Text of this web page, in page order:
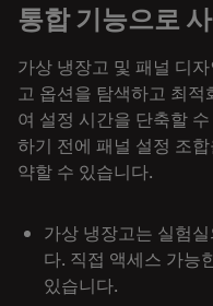
통합 기능으로
가상 냉장고 및 패널 디
고 옵션을 탐색하고 최
여 설정 시간을 단축할
하기 전에 패널 설정 조
약할 수 있습니다.
가상 냉장고는 실험
다. 직접 액세스 가능
있습니다.